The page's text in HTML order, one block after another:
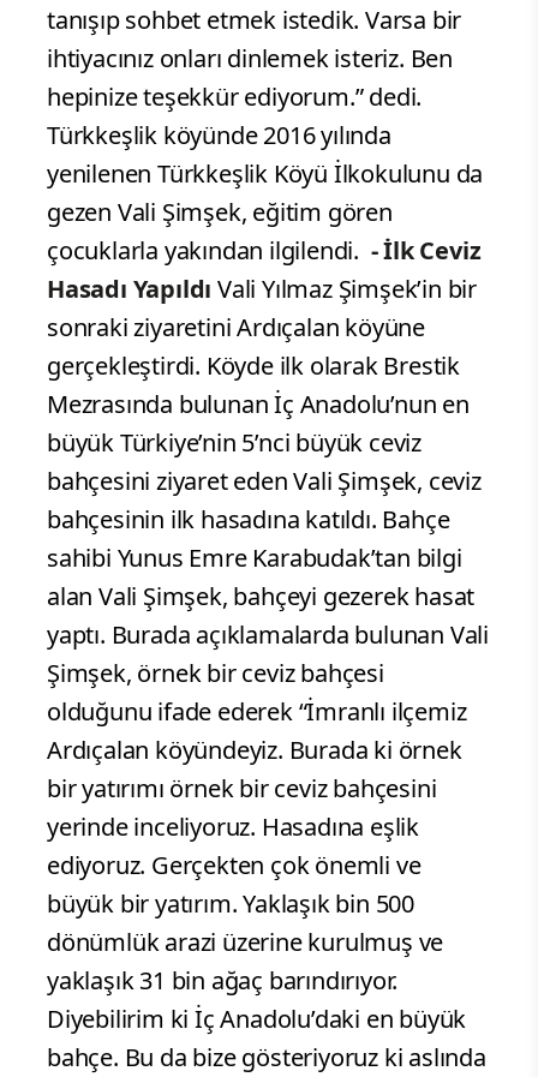
tanışıp sohbet etmek istedik. Varsa bir
ihtiyacınız onları dinlemek isteriz. Ben
hepinize teşekkür ediyorum.” dedi.
Türkkeşlik köyünde 2016 yılında
yenilenen Türkkeşlik Köyü İlkokulunu da
gezen Vali Şimşek, eğitim gören
çocuklarla yakından ilgilendi. - İlk Ceviz
Hasadı Yapıldı Vali Yılmaz Şimşek’in bir
sonraki ziyaretini Ardıçalan köyüne
gerçekleştirdi. Köyde ilk olarak Brestik
Mezrasında bulunan İç Anadolu’nun en
büyük Türkiye’nin 5’nci büyük ceviz
bahçesini ziyaret eden Vali Şimşek, ceviz
bahçesinin ilk hasadına katıldı. Bahçe
sahibi Yunus Emre Karabudak’tan bilgi
alan Vali Şimşek, bahçeyi gezerek hasat
yaptı. Burada açıklamalarda bulunan Vali
Şimşek, örnek bir ceviz bahçesi
olduğunu ifade ederek “İmranlı ilçemiz
Ardıçalan köyündeyiz. Burada ki örnek
bir yatırımı örnek bir ceviz bahçesini
yerinde inceliyoruz. Hasadına eşlik
ediyoruz. Gerçekten çok önemli ve
büyük bir yatırım. Yaklaşık bin 500
dönümlük arazi üzerine kurulmuş ve
yaklaşık 31 bin ağaç barındırıyor.
Diyebilirim ki İç Anadolu’daki en büyük
bahçe. Bu da bize gösteriyoruz ki aslında